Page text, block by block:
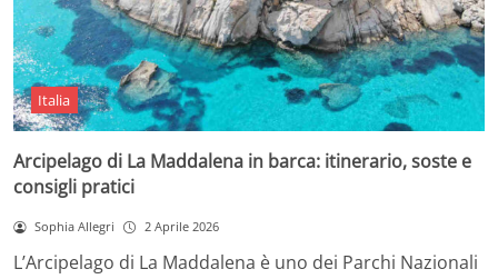
Italia
Arcipelago di La Maddalena in barca: itinerario, soste e
consigli pratici
Sophia Allegri 2 Aprile 2026
L’Arcipelago di La Maddalena è uno dei Parchi Nazionali